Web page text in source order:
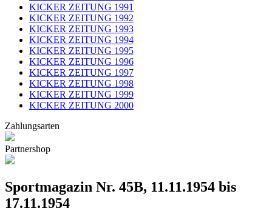
KICKER ZEITUNG 1991
KICKER ZEITUNG 1992
KICKER ZEITUNG 1993
KICKER ZEITUNG 1994
KICKER ZEITUNG 1995
KICKER ZEITUNG 1996
KICKER ZEITUNG 1997
KICKER ZEITUNG 1998
KICKER ZEITUNG 1999
KICKER ZEITUNG 2000
Zahlungsarten
Partnershop
Sportmagazin Nr. 45B, 11.11.1954 bis
17.11.1954